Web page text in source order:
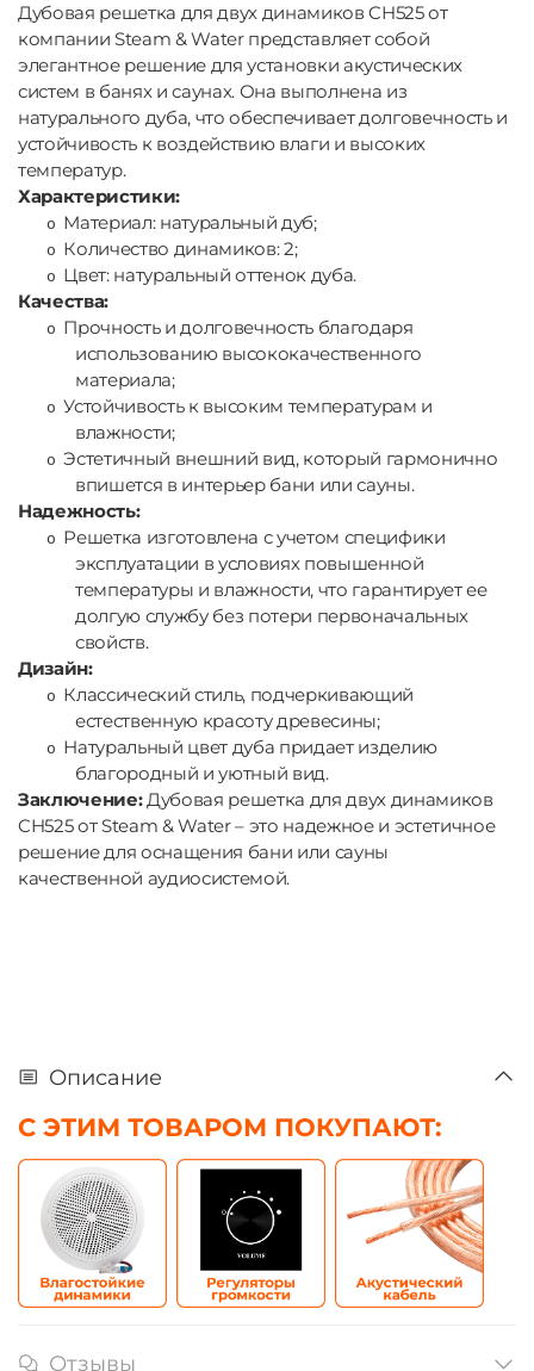
Дубовая решетка для двух динамиков CH525 от
компании Steam & Water представляет собой
элегантное решение для установки акустических
систем в банях и саунах. Она выполнена из
натурального дуба, что обеспечивает долговечность и
устойчивость к воздействию влаги и высоких
температур.
Характеристики:
o Материал: натуральный дуб;
o Количество динамиков: 2;
o Цвет: натуральный оттенок дуба.
Качества:
o Прочность и долговечность благодаря
использованию высококачественного
материала;
o Устойчивость к высоким температурам и
влажности;
o Эстетичный внешний вид, который гармонично
впишется в интерьер бани или сауны.
Надежность:
o Решетка изготовлена с учетом специфики
эксплуатации в условиях повышенной
температуры и влажности, что гарантирует ее
долгую службу без потери первоначальных
свойств.
Дизайн:
o Классический стиль, подчеркивающий
естественную красоту древесины;
o Натуральный цвет дуба придает изделию
благородный и уютный вид.
Заключение:Дубовая решетка для двух динамиков
CH525 от Steam & Water – это надежное и эстетичное
решение для оснащения бани или сауны
качественной аудиосистемой.
Описание
С ЭТИМ ТОВАРОМ ПОКУПАЮТ:
Отзывы